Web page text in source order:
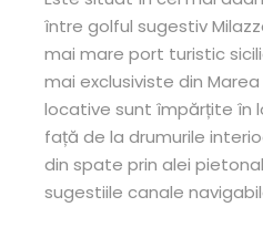
între golful sugestiv
mai mare port turistic
mai exclusiviste din
locative sunt împărțite în
față de la drumurile
din spate prin alei
sugestiile canale